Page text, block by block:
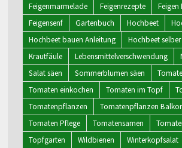
Feigenmarmelade
Feigenrezepte
Feigen
Feigensenf
Gartenbuch Hochbeet
Hochbeet bauen Anleitung
Hochbeet
Krautfäule
Lebensmittelverschwendung
Salat säen
Sommerblumen säen
Tomaten einkochen
Tomaten im Topf
Tomatenpflanzen
Tomatenpflanzen
Tomaten Pflege
Tomatensamen
Topfgarten
Wildbienen Winterkopfsalat